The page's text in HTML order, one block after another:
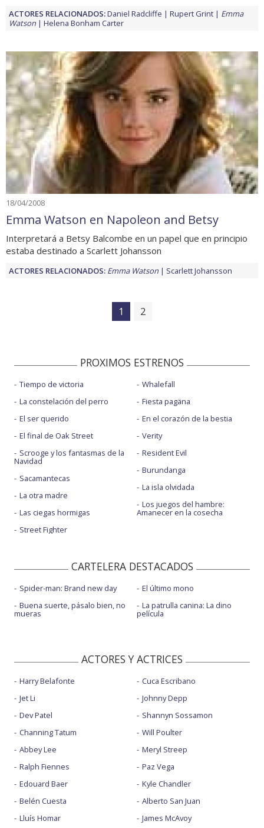
ACTORES RELACIONADOS:Daniel Radcliffe Rupert Grint
Emma
Watson
Helena Bonham Carter
18/04/2008
Emma Watson en Napoleon and Betsy
Interpretará a Betsy Balcombe en un papel que en principio
estaba destinado a Scarlett Johansson
ACTORES RELACIONADOS: Emma Watson Scarlett Johansson
1 2
PROXIMOS ESTRENOS
Tiempo de victoria
La constelación del perro
El ser querido
El final de Oak Street
Scrooge y los fantasmas de la
Navidad
Sacamantecas
La otra madre
Las ciegas hormigas
Street Fighter
Whalefall
Fiesta pagäna
En el corazón de la bestia
Verity
Resident Evil
Burundanga
La isla olvidada
Los juegos del hambre:
Amanecer en la cosecha
CARTELERA DESTACADOS
Spider-man: Brand new day
Buena suerte, pásalo bien, no
mueras
El último mono
La patrulla canina: La dino
película
ACTORES Y ACTRICES
Harry Belafonte
Jet Li
Dev Patel
Channing Tatum
Abbey Lee
Ralph Fiennes
Edouard Baer
Belén Cuesta
Lluís Homar
Cuca Escribano
Johnny Depp
Shannyn Sossamon
Will Poulter
Meryl Streep
Paz Vega
Kyle Chandler
Alberto San Juan
James McAvoy